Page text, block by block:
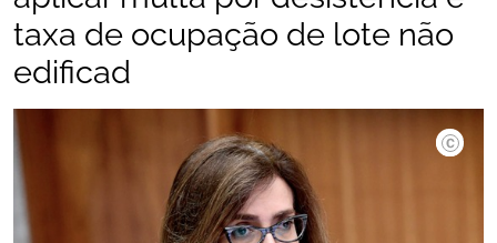
taxa de ocupação de lote não
edificad